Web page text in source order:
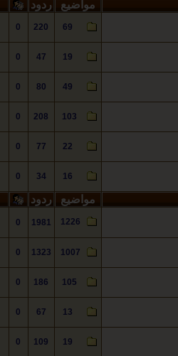
مواضيع ردود
69
220
0
19
47
0
49
80
0
103
208
0
22
77
0
16
34
0
مواضيع ردود
1226
1981
0
1007
1323
0
105
186
0
13
67
0
19
109
0